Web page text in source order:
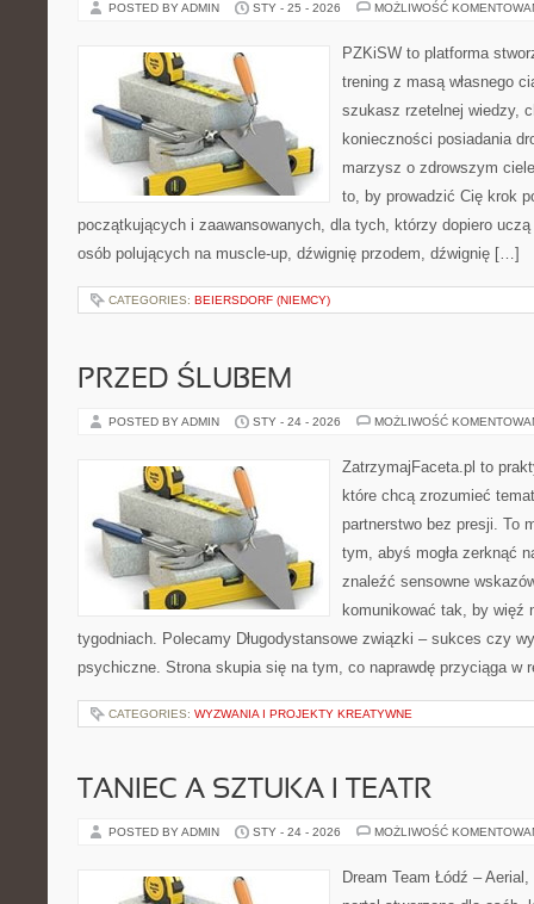
POSTED BY ADMIN STY - 25 - 2026 MOŻLIWOŚĆ
PZKiSW to platforma
trening z masą własnego
szukasz rzetelnej wiedzy,
konieczności posiadania
marzysz o zdrowszym
to, by prowadzić Cię krok
początkujących i zaawansowanych, dla tych, którzy dopiero
osób polujących na muscle-up, dźwignię przodem, dźwignię […]
CATEGORIES: BEIERSDORF (NIEMCY)
PRZED ŚLUBEM
POSTED BY ADMIN STY - 24 - 2026 MOŻLIWOŚĆ
ZatrzymajFaceta.pl to
które chcą zrozumieć
partnerstwo bez presji. To
tym, abyś mogła zerknąć
znaleźć sensowne
komunikować tak, by więź
tygodniach. Polecamy Długodystansowe związki – sukces czy
psychiczne. Strona skupia się na tym, co naprawdę przyciąga
CATEGORIES: WYZWANIA I PROJEKTY KREATYWNE
TANIEC A SZTUKA I TEATR
POSTED BY ADMIN STY - 24 - 2026 MOŻLIWOŚĆ
Dream Team Łódź –